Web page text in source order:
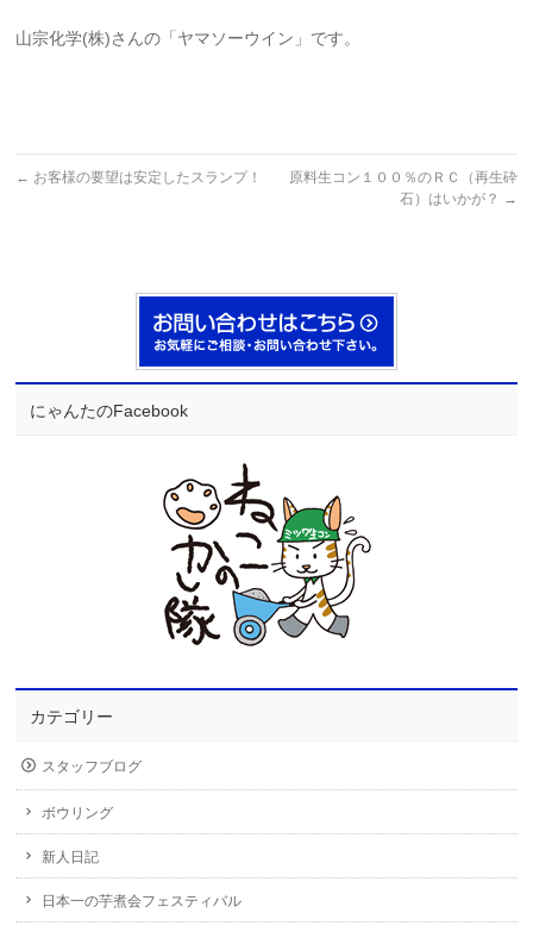
山宗化学(株)さんの「ヤマソーウイン」です。
← お客様の要望は安定したスランプ！
原料生コン１００％のＲＣ（再生砕
石）はいかが？ →
にゃんたのFacebook
カテゴリー
スタッフブログ
ボウリング
新人日記
日本一の芋煮会フェスティバル